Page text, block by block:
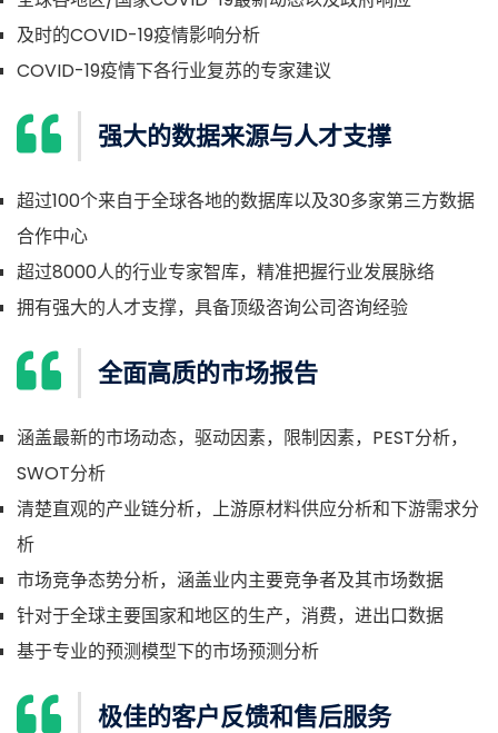
及时的COVID-19疫情影响分析
COVID-19疫情下各行业复苏的专家建议
强大的数据来源与人才支撑
超过100个来自于全球各地的数据库以及30多家第三方数据
合作中心
超过8000人的行业专家智库，精准把握行业发展脉络
拥有强大的人才支撑，具备顶级咨询公司咨询经验
全面高质的市场报告
涵盖最新的市场动态，驱动因素，限制因素，PEST分析，
SWOT分析
清楚直观的产业链分析，上游原材料供应分析和下游需求分
析
市场竞争态势分析，涵盖业内主要竞争者及其市场数据
针对于全球主要国家和地区的生产，消费，进出口数据
基于专业的预测模型下的市场预测分析
极佳的客户反馈和售后服务